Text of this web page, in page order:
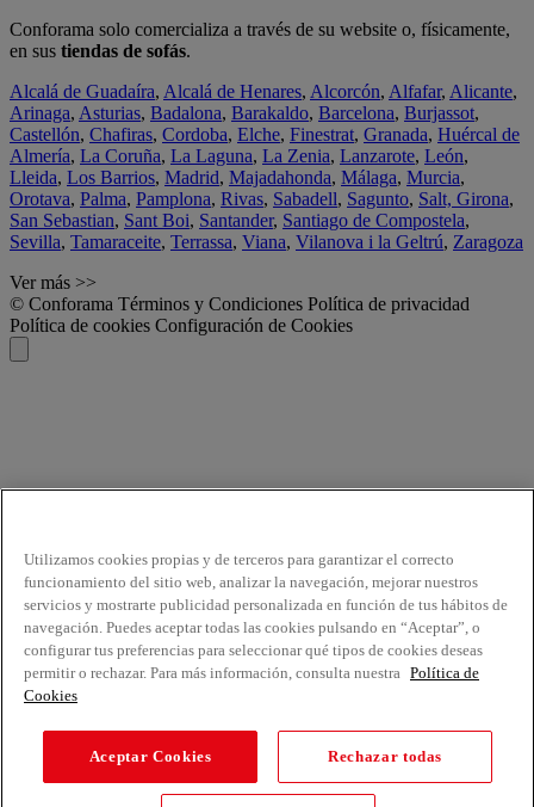
Conforama solo comercializa a través de su website o, físicamente,
en sus tiendas de sofás.
Alcalá de Guadaíra, Alcalá de Henares, Alcorcón, Alfafar, Alicante,
Arinaga, Asturias, Badalona, Barakaldo, Barcelona, Burjassot,
Castellón, Chafiras, Cordoba, Elche, Finestrat, Granada, Huércal de
Almería, La Coruña, La Laguna, La Zenia, Lanzarote, León,
Lleida, Los Barrios, Madrid, Majadahonda, Málaga, Murcia,
Orotava, Palma, Pamplona, Rivas, Sabadell, Sagunto, Salt, Girona,
San Sebastian, Sant Boi, Santander, Santiago de Compostela,
Sevilla, Tamaraceite, Terrassa, Viana, Vilanova i la Geltrú, Zaragoza
Ver más >>
© Conforama Términos y Condiciones Política de privacidad
Política de cookies Configuración de Cookies
Utilizamos cookies propias y de terceros para garantizar el correcto
funcionamiento del sitio web, analizar la navegación, mejorar nuestros
servicios y mostrarte publicidad personalizada en función de tus hábitos de
navegación. Puedes aceptar todas las cookies pulsando en “Aceptar”, o
configurar tus preferencias para seleccionar qué tipos de cookies deseas
permitir o rechazar. Para más información, consulta nuestra Política de
Cookies
Aceptar Cookies Rechazar todas